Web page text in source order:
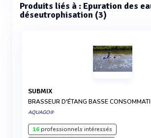
Produits liés à : Epuration des
déseutrophisation (3)
SUBMIX
BRASSEUR D'ÉTANG BASSE
AQUAGO®
16professionnels intéressés